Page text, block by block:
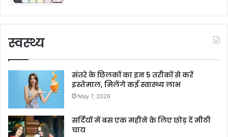
स्वस्थ्य
संतरे के छिलकों का इन 5 तरीकों से करें
इस्तेमाल, मिलेंगे कई स्वास्थ्य लाभ
May 7, 2026
सर्दियों में बस एक महीने के लिए छोड़ दें मीठी
चाय